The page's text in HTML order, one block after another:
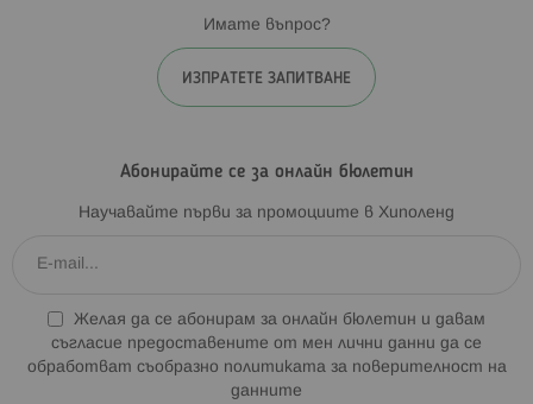
Имате въпрос?
ИЗПРАТЕТЕ ЗАПИТВАНЕ
Абонирайте се за онлайн бюлетин
Научавайте първи за промоциите в Хиполенд
Желая да се абонирам за онлайн бюлетин и давам
съгласие предоставените от мен лични данни да се
обработват съобразно политиката за поверителност на
данните